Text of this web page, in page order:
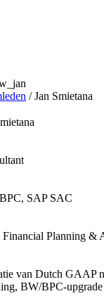
/Jan Smietana
SAP SAC
Financial Planning &
van Dutch GAAP
BW/BPC-upgrade